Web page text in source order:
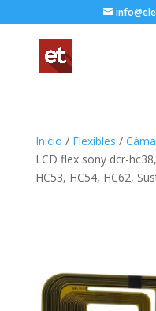
Inicio / Flexibles /
LCD flex sony dcr-
HC53, HC54, HC62,